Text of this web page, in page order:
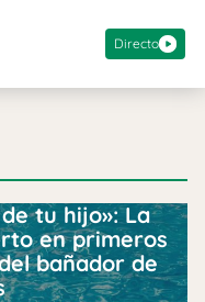
Directo
tu hijo»: La
en primeros
bañador de